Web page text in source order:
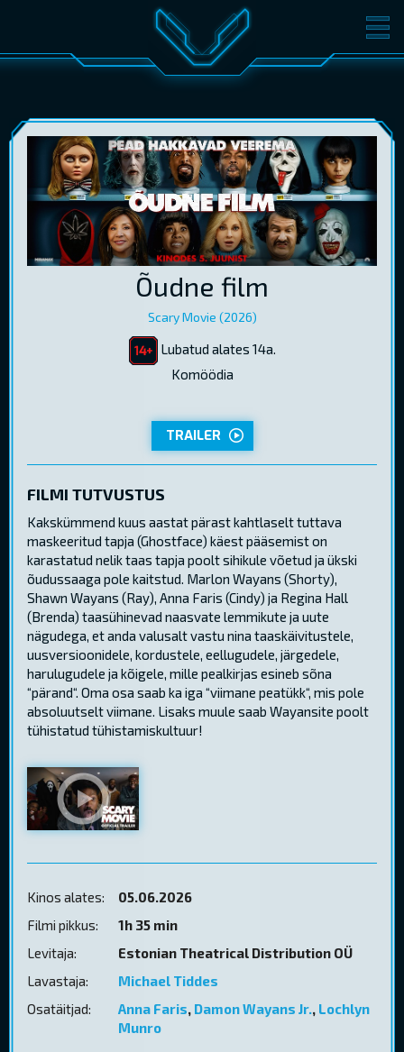
FILMID PILETID
KONVERENTS V-KLUBI
KINKEKAARDID
Õudne film
Scary Movie (2026)
Lubatud alates 14a.
Komöödia
TRAILER
FILMI TUTVUSTUS
Kakskümmend kuus aastat pärast kahtlaselt tuttava
maskeeritud tapja (Ghostface) käest pääsemist on
karastatud nelik taas tapja poolt sihikule võetud ja ükski
õudussaaga pole kaitstud. Marlon Wayans (Shorty),
Shawn Wayans (Ray), Anna Faris (Cindy) ja Regina Hall
(Brenda) taasühinevad naasvate lemmikute ja uute
nägudega, et anda valusalt vastu nina taaskäivitustele,
uusversioonidele, kordustele, eellugudele, järgedele,
harulugudele ja kõigele, mille pealkirjas esineb sõna
“pärand“. Oma osa saab ka iga “viimane peatükk“, mis pole
absoluutselt viimane. Lisaks muule saab Wayansite poolt
tühistatud tühistamiskultuur!
Kinos alates:
05.06.2026
Filmi pikkus:
1h 35 min
Levitaja:
Estonian Theatrical Distribution OÜ
Lavastaja:
Michael Tiddes
Osatäitjad:
Anna Faris, Damon Wayans Jr., Lochlyn
Munro